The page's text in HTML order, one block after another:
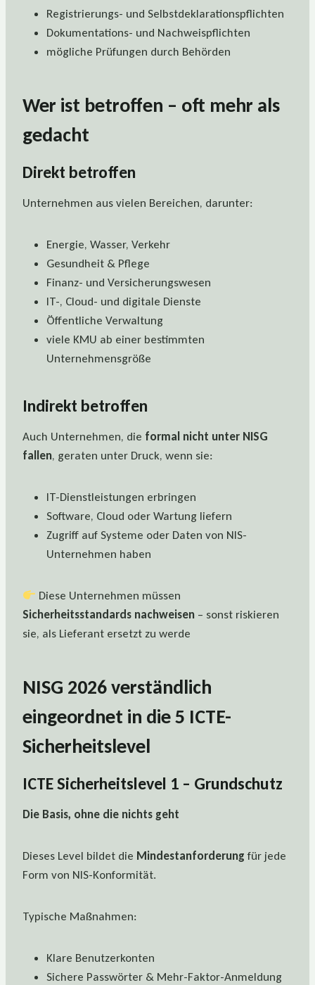
Registrierungs- und Selbstdeklarationspflichten
Dokumentations- und Nachweispflichten
mögliche Prüfungen durch Behörden
Wer ist betroffen – oft mehr als
gedacht
Direkt betroffen
Unternehmen aus vielen Bereichen, darunter:
Energie, Wasser, Verkehr
Gesundheit & Pflege
Finanz- und Versicherungswesen
IT-, Cloud- und digitale Dienste
Öffentliche Verwaltung
viele KMU ab einer bestimmten
Unternehmensgröße
Indirekt betroffen
Auch Unternehmen, die formal nicht unter NISG
fallen, geraten unter Druck, wenn sie:
IT-Dienstleistungen erbringen
Software, Cloud oder Wartung liefern
Zugriff auf Systeme oder Daten von NIS-
Unternehmen haben
Diese Unternehmen müssen
Sicherheitsstandards nachweisen – sonst riskieren
sie, als Lieferant ersetzt zu werde
NISG 2026 verständlich
eingeordnet in die 5 ICTE-
Sicherheitslevel
ICTE Sicherheitslevel 1 – Grundschutz
Die Basis, ohne die nichts geht
Dieses Level bildet die Mindestanforderungfür jede
Form von NIS-Konformität.
Typische Maßnahmen:
Klare Benutzerkonten
Sichere Passwörter & Mehr-Faktor-Anmeldung